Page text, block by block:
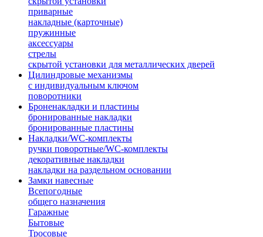
приварные
накладные (карточные)
пружинные
аксессуары
стрелы
скрытой установки для металлических дверей
Цилиндровые механизмы
с индивидуальным ключом
поворотники
Броненакладки и пластины
бронированные накладки
бронированные пластины
Накладки/WC-комплекты
ручки поворотные/WC-комплекты
декоративные накладки
накладки на раздельном основании
Замки навесные
Всепогодные
общего назначения
Гаражные
Бытовые
Тросовые